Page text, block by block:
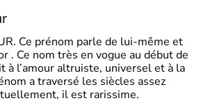
Ce prénom parle de lui-même et
. Ce nom très en vogue au début de
à l’amour altruiste, universel et à la
a traversé les siècles assez
il est rarissime.